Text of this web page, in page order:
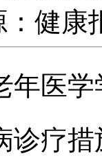
：健
医学
诊疗